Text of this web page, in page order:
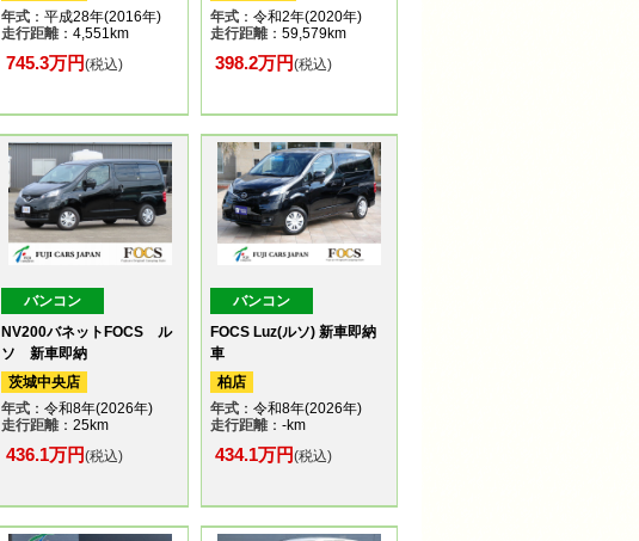
年式：平成28年(2016年)
走行距離：4,551km
745.3万円(税込)
年式：令和2年(2020年)
走行距離：59,579km
398.2万円(税込)
バンコン
NV200バネットFOCS ル
ソ 新車即納
茨城中央店
年式：令和8年(2026年)
走行距離：25km
436.1万円(税込)
バンコン
FOCS Luz(ルソ) 新車即納
車
柏店
年式：令和8年(2026年)
走行距離：-km
434.1万円(税込)